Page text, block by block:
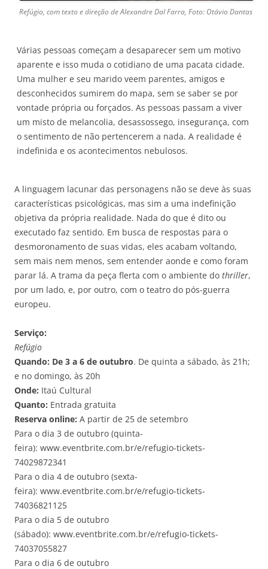
Refúgio, com texto e direção de Alexandre Dal Farra, Foto: Otávio Dantas
Várias pessoas começam a desaparecer sem um motivo
aparente e isso muda o cotidiano de uma pacata cidade.
Uma mulher e seu marido veem parentes, amigos e
desconhecidos sumirem do mapa, sem se saber se por
vontade própria ou forçados. As pessoas passam a viver
um misto de melancolia, desassossego, insegurança, com
o sentimento de não pertencerem a nada. A realidade é
indefinida e os acontecimentos nebulosos.
A linguagem lacunar das personagens não se deve às suas
características psicológicas, mas sim a uma indefinição
objetiva da própria realidade. Nada do que é dito ou
executado faz sentido. Em busca de respostas para o
desmoronamento de suas vidas, eles acabam voltando,
sem mais nem menos, sem entender aonde e como foram
parar lá. A trama da peça flerta com o ambiente do thriller,
por um lado, e, por outro, com o teatro do pós-guerra
europeu.
Serviço:
Refúgio
Quando: De 3 a 6 de outubro. De quinta a sábado, às 21h;
e no domingo, às 20h
Onde: Itaú Cultural
Quanto: Entrada gratuita
Reserva online: A partir de 25 de setembro
Para o dia 3 de outubro (quinta-
feira): www.eventbrite.com.br/e/refugio-tickets-
74029872341
Para o dia 4 de outubro (sexta-
feira): www.eventbrite.com.br/e/refugio-tickets-
74036821125
Para o dia 5 de outubro
(sábado): www.eventbrite.com.br/e/refugio-tickets-
74037055827
Para o dia 6 de outubro